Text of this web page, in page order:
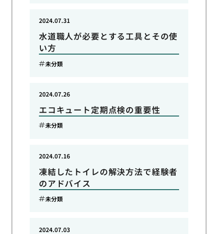
水道職人が必要とする工具とその使
い方
2024.07.31
未分類
エコキュート定期点検の重要性
2024.07.26
未分類
凍結したトイレの解決方法で経験者
のアドバイス
2024.07.16
未分類
2024.07.03